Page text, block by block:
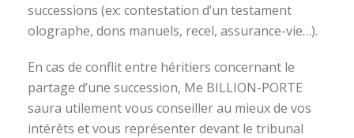
successions (ex: contestation d’un testament
olographe, dons manuels, recel, assurance-vie…).
En cas de conflit entre héritiers concernant le
partage d’une succession, Me BILLION-PORTE
saura utilement vous conseiller au mieux de vos
intérêts et vous représenter devant le tribunal